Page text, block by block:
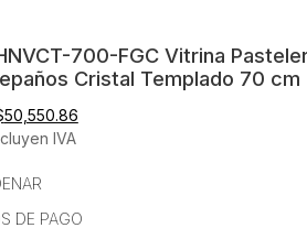
700-FGC Vitrina
Cristal Templado 70 cm
50,550.86El
IVA
DE PAGO